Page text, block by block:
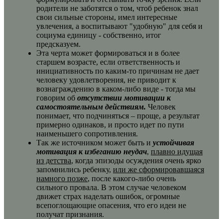
родители не заботятся о том, чтоб ребенок знал
свои сильные стороны, имел интересные
увлечения, а воспитывают "удобную" для себя и
социума единицу - собственно, итог
предсказуем.
Эта черта может формироваться и в более
старшем возрасте, если ответственность и
инициативность по каким-то причинам не дает
человеку удовлетворения, не приводит к
вознаграждению в каком-либо виде - тогда мы
говорим об отсутствии мотивации к
самостоятельным действиям. Человек
понимает, что подчиняться – проще, а результат
примерно одинаков, и просто идет по пути
наименьшего сопротивления.
Так же источником может быть и устойчивая
мотивация к избеганию неудач, плавно идущая
из детства, когда эпизоды осуждения очень ярко
запомнились ребенку, или же сформировавшаяся
намного позже, после какого-либо очень
сильного провала. В этом случае человеком
движет страх наделать ошибок, огромные
всепоглощающие опасения, что его идеи не
получат признания.